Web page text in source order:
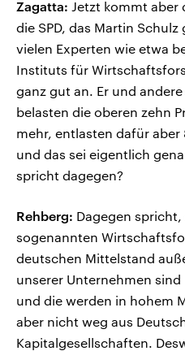
Zagatta: Jetzt kommt aber
die SPD, das Martin
vielen Experten wie etwa
Instituts für
ganz gut an. Er und andere
belasten die oberen zehn
mehr, entlasten dafür
und das sei eigentlich
spricht dagegen?
Rehberg: Dagegen
sogenannten
deutschen Mittelstand
unserer Unternehmen
und die werden in hohem
aber nicht weg aus
Kapitalgesellschaften.